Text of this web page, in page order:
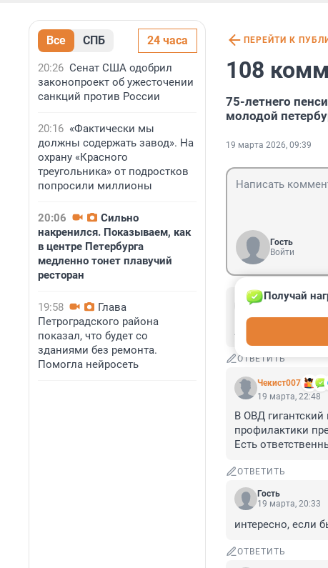
Все СПБ 24 часа
20:26 Сенат США одобрил
законопроект об ужесточении
санкций против России
20:16 «Фактически мы
должны содержать завод». На
охрану «Красного
треугольника» от подростков
попросили миллионы
20:06
Сильно
накренился. Показываем, как
в центре Петербурга
медленно тонет плавучий
ресторан
19:58
Глава
Петроградского района
показал, что будет со
зданиями без ремонта.
Помогла нейросеть
ПЕРЕЙТИ К
108
75-летнего
молодой
19 марта 2026, 09:39
Гость
Войти
Гость
А имя есть у
ОТВЕТИТЬ
Чекист007
Получай
19 марта, 22:48
В ОВД
профилактики
Есть
ОТВЕТИТЬ
Гость
19 марта, 20:33
интересно, если
ОТВЕТИТЬ